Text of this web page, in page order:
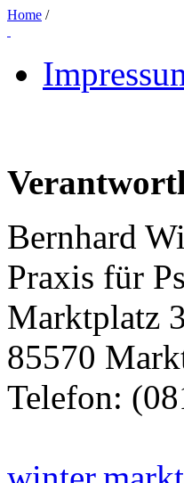
Home /
Bernhard
Praxis für
Marktplatz
85570
Telefon: